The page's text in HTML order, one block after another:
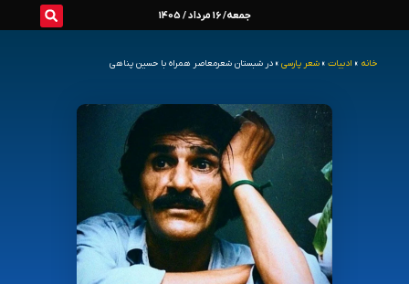
جمعه/ 16 مرداد / 1405
خانه » ادبیات » شعر پارسی » در شبستان شعرمعاصر همراه با حسین پناهی